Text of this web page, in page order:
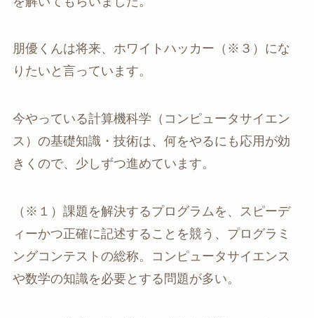
朋優くんは将来、ホワイトハッカー（※３）にな
りたいと言っています。
今やっている計算機科学（コンピュータサイエン
ス）の基礎知識・技術は、何をやるにも応用が効
きくので、少しずつ進めています。
（※１）課題を解決するプログラムを、スピーデ
ィーかつ正確に記述することを競う、プログラミ
ングコンテストの総称。コンピュータサイエンス
や数学の知識を必要とする問題が多い。